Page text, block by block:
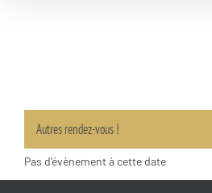
Autres rendez-vous !
Pas d'évènement à cette date